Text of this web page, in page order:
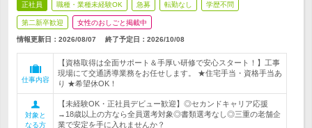
正社員 職種・業種未経験OK 急募 転勤なし 学歴不問
第二新卒歓迎 女性のおしごと掲載中
情報更新日：2026/08/07 終了予定日： 2026/10/08
仕事内容
【資格取得は全面サポート＆手厚い研修で安心スタート！】工事
現場にて交通誘導業務をお任せします。 ★住宅手当・資格手当あ
り ★希望休OK！
対象と
なる方
【未経験OK・正社員デビュー歓迎】◎セカンドキャリア応援
→18歳以上の方なら全員選考対象◎書類選考なし◎三重の老舗企
業で安定を手に入れませんか？